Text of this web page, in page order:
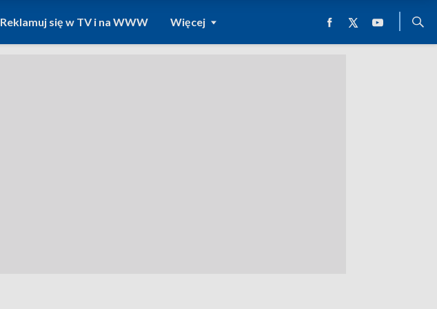
Reklamuj się w TV i na WWW Więcej